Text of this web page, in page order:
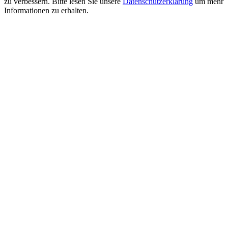
Informationen zu erhalten.